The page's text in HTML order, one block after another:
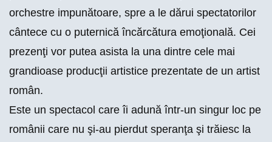
orchestre impunătoare, spre a le dărui spectatorilor
cântece cu o puternică încărcătura emoţională. Cei
prezenţi vor putea asista la una dintre cele mai
grandioase producţii artistice prezentate de un artist
român.
Este un spectacol care îi adună într-un singur loc pe
românii care nu şi-au pierdut speranţa şi trăiesc la